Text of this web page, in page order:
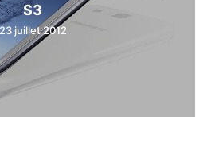
S3
juillet 2012